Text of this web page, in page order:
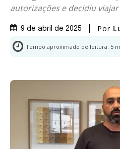
autorizações e decidiu
9 de abril de 2025 Por
Tempo aproximado de leitura: 5